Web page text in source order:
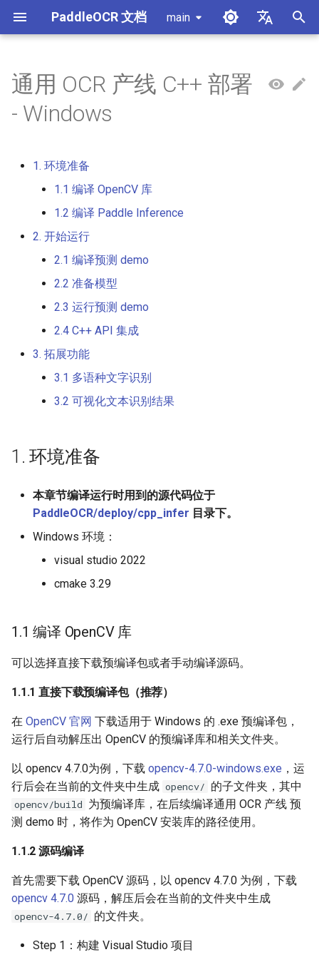
PaddleOCR 文档 main
English
在
使用教程
使用教程
使用教程
使用教程
PaddleOCR-VL-1.6简介
PaddleOCR-VL NVIDIA
Blackwell 架构 GPU 使用教程
PaddleOCR-VL 昆仑芯 XPU
使用教程
PaddleOCR-VL 海光 DCU 使
用教程
PaddleOCR-VL 沐曦 GPU 使
PaddleOCR-VL 天数 GPU 使
用教程
PaddleOCR-VL 华为昇腾 NPU
使用教程
使用教程
使用教程
使用教程
1. 环境准备
1.1.1 直接下载预编译包
（推荐）
1.1.2 源码编译
1.2 编译 Paddle Inference
1.2.1 直接下载预编译包
（推荐）
1.2.2 源码编译预测库
2. 开始运行
2.1 编译预测 demo
2.2 准备模型
2.4 C++ API 集成
3.1 多语种文字识别
自部署服务化
Android 部署
浏览器端部署
获取ONNX模型
Benchmark
MCP 服务器
模块概述
文档类视觉语言模型模块
版面区域检测模块
印章文本检测模块
表格分类模块
表格结构识别模块
文本检测模块
文本行方向分类模块
图表解析模块
产线概述
文档图像预处理产线
印章文本识别产线
PP-DocTranslation产线
数据标注 X-AnyLabeling 文档解析
数据合成工具
数据集
通用中英文OCR数据集
PaddleOCR 多硬件使用指南
昆仑 XPU 飞桨安装教程
PaddleOCR 与 PaddleX
配置 paddleocr 包日志系统
概述
模型列表
基于C++预测引擎推理
Community CMake 编译指南
服务化部署
Android部署
端侧部署
Paddle2ONNX模型转化与预
云上飞桨部署工具
Benchmark
社区贡献
通用 OCR 产线 C++ 部署
- Windows
1. 环境准备
1.1 编译 OpenCV 库
1.2 编译 Paddle Inference
2. 开始运行
2.1 编译预测 demo
2.2 准备模型
2.3 运行预测 demo
2.4 C++ API 集成
3. 拓展功能
3.1 多语种文字识别
3.2 可视化文本识别结果
1. 环境准备
本章节编译运行时用到的源代码位于
PaddleOCR/deploy/cpp_infer 目录下。
Windows 环境：
visual studio 2022
cmake 3.29
1.1 编译 OpenCV 库
可以选择直接下载预编译包或者手动编译源码。
1.1.1 直接下载预编译包（推荐）
在 OpenCV 官网 下载适用于 Windows 的 .exe 预编译包，
运行后自动解压出 OpenCV 的预编译库和相关文件夹。
以 opencv 4.7.0为例，下载 opencv-4.7.0-windows.exe ，运
行后会在当前的文件夹中生成 opencv/ 的子文件夹，其中
opencv/build 为预编译库，在后续编译通用 OCR 产线 预
测 demo 时，将作为 OpenCV 安装库的路径使用。
1.1.2 源码编译
首先需要下载 OpenCV 源码，以 opencv 4.7.0 为例，下载
opencv 4.7.0 源码，解压后会在当前的文件夹中生成
opencv-4.7.0/ 的文件夹。
Step 1：构建 Visual Studio 项目